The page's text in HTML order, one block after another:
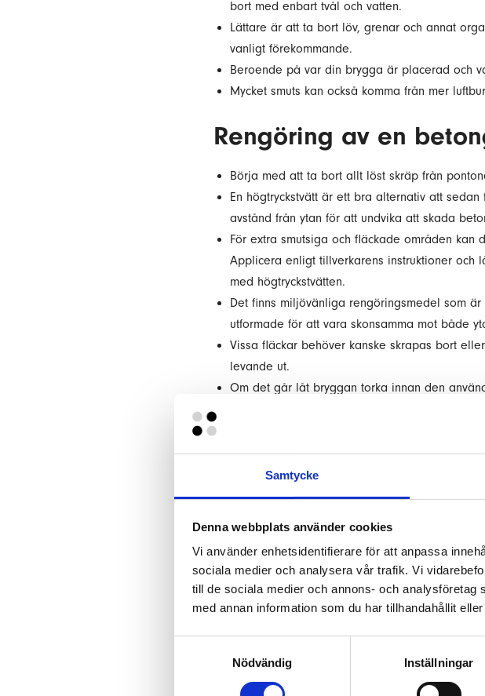
Samtycke
Denna webbplats använder cookies
Vi använder enhetsidentifierare för att anpassa
sociala medier och analysera vår trafik. Vi
till de sociala medier och annons- och
med annan information som du har tillhandahållit
Nödvändig
Inställningar
bort med enbart tvål och vatten.
Lättare är att ta bort löv, grenar och annat
vanligt förekommande.
Beroende på var din brygga är placerad och
Mycket smuts kan också komma från mer
Rengöring av en
Börja med att ta bort allt löst skräp från
En högtryckstvätt är ett bra alternativ att
avstånd från ytan för att undvika att skada
För extra smutsiga och fläckade områden
Applicera enligt tillverkarens instruktioner
med högtryckstvätten.
Det finns miljövänliga rengöringsmedel som
utformade för att vara skonsamma mot både
Vissa fläckar behöver kanske skrapas bort
levande ut.
Om det går låt bryggan torka innan den
Rengöring av en
Att underhålla trädelen på en
en molnig dag, tidig morgon eller på kvällen för
Börja med att ta bort allt löst skräp med
Använd en högtryckstvätt med låg
Ta hjälp av en mjuk borste eller skurborste.
Det är bra att blöta ner bryggan ordentligt så
Använd någon form av miljövänligt
Låt det verka så smuts och mögel hinner lösas
Skrubba försiktigt med mjuk borste så du inte